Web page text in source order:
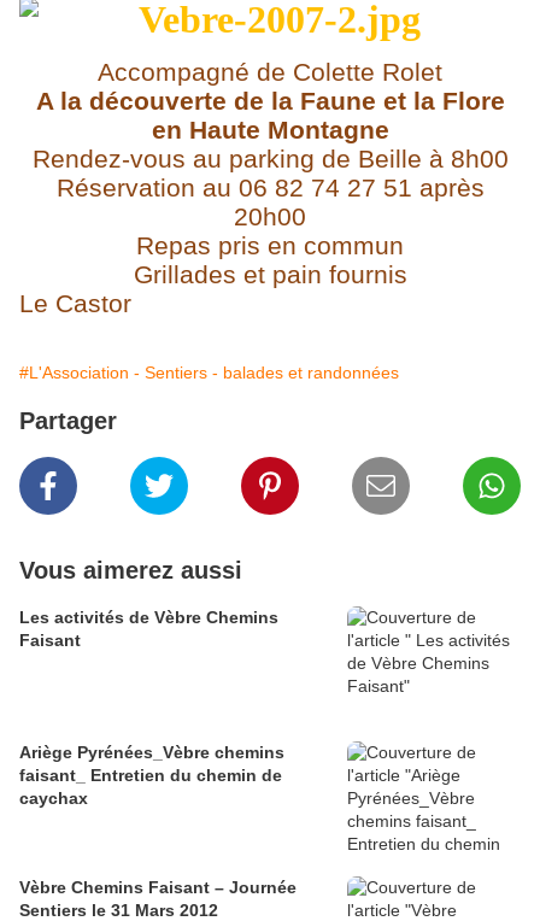
Accompagné de Colette Rolet
A la découverte de la Faune et la Flore
en Haute Montagne
Rendez-vous au parking de Beille à 8h00
Réservation au 06 82 74 27 51 après
20h00
Repas pris en commun
Grillades et pain fournis
Le Castor
#L'Association - Sentiers - balades et randonnées
Partager
Vous aimerez aussi
Les activités de Vèbre Chemins
Faisant
Ariège Pyrénées_Vèbre chemins
faisant_ Entretien du chemin de
caychax
Vèbre Chemins Faisant – Journée
Sentiers le 31 Mars 2012